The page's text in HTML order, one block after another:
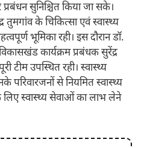
सुनिश्चित किया जा सके।
तुमगांव के चिकित्सा एवं स्वास्थ्य
भूमिका रही। इस दौरान डॉ.
कार्यक्रम प्रबंधक सुरेंद्र
टीम उपस्थित रही। स्वास्थ्य
परिवारजनों से नियमित स्वास्थ्य
लिए स्वास्थ्य सेवाओं का लाभ लेने